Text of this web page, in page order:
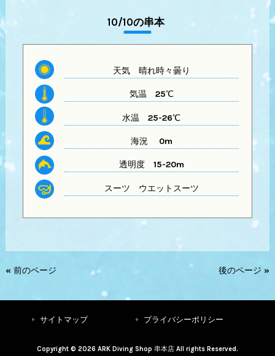
10/10の串本
天気晴れ時々曇り
気温 25℃
水温 25-26℃
海況 0m
透明度15-20m
スーツ ウエットスーツ
« 前のページ 後のページ »
サイトマップ プライバシーポリシー
Copyright © 2026 ARK Diving Shop 串本店 All rights Reserved.